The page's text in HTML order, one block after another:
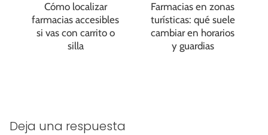
Cómo localizar
farmacias accesibles
si vas con carrito o
silla
Farmacias en zonas
turísticas: qué suele
cambiar en horarios
y guardias
Deja una respuesta